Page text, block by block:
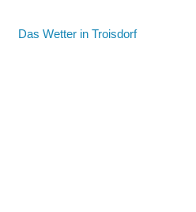
Das Wetter in Troisdorf